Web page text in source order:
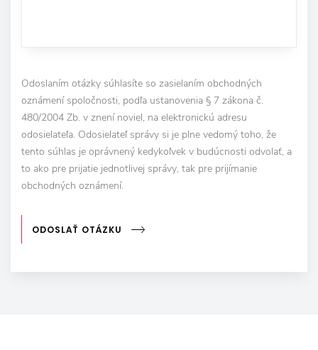
Odoslaním otázky súhlasíte so zasielaním obchodných
oznámení spoločnosti, podľa ustanovenia § 7 zákona č.
480/2004 Zb. v znení noviel, na elektronickú adresu
odosielateľa. Odosielateľ správy si je plne vedomý toho, že
tento súhlas je oprávnený kedykoľvek v budúcnosti odvolať, a
to ako pre prijatie jednotlivej správy, tak pre prijímanie
obchodných oznámení.
ODOSLAŤ OTÁZKU